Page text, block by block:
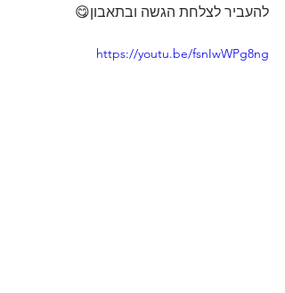
להעביר לצלחת הגשה ובתאבון😋
https://youtu.be/fsnIwWPg8ng